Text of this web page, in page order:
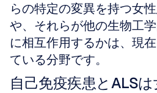
らの特定の変異を持つ女
や、それらが他の生物工
に相互作用するかは、現
ている分野です。
自己免疫疾患とALS